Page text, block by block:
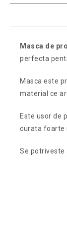
Masca de
perfecta
Masca este
material ce
Este usor de
curata foarte
Se potriveste